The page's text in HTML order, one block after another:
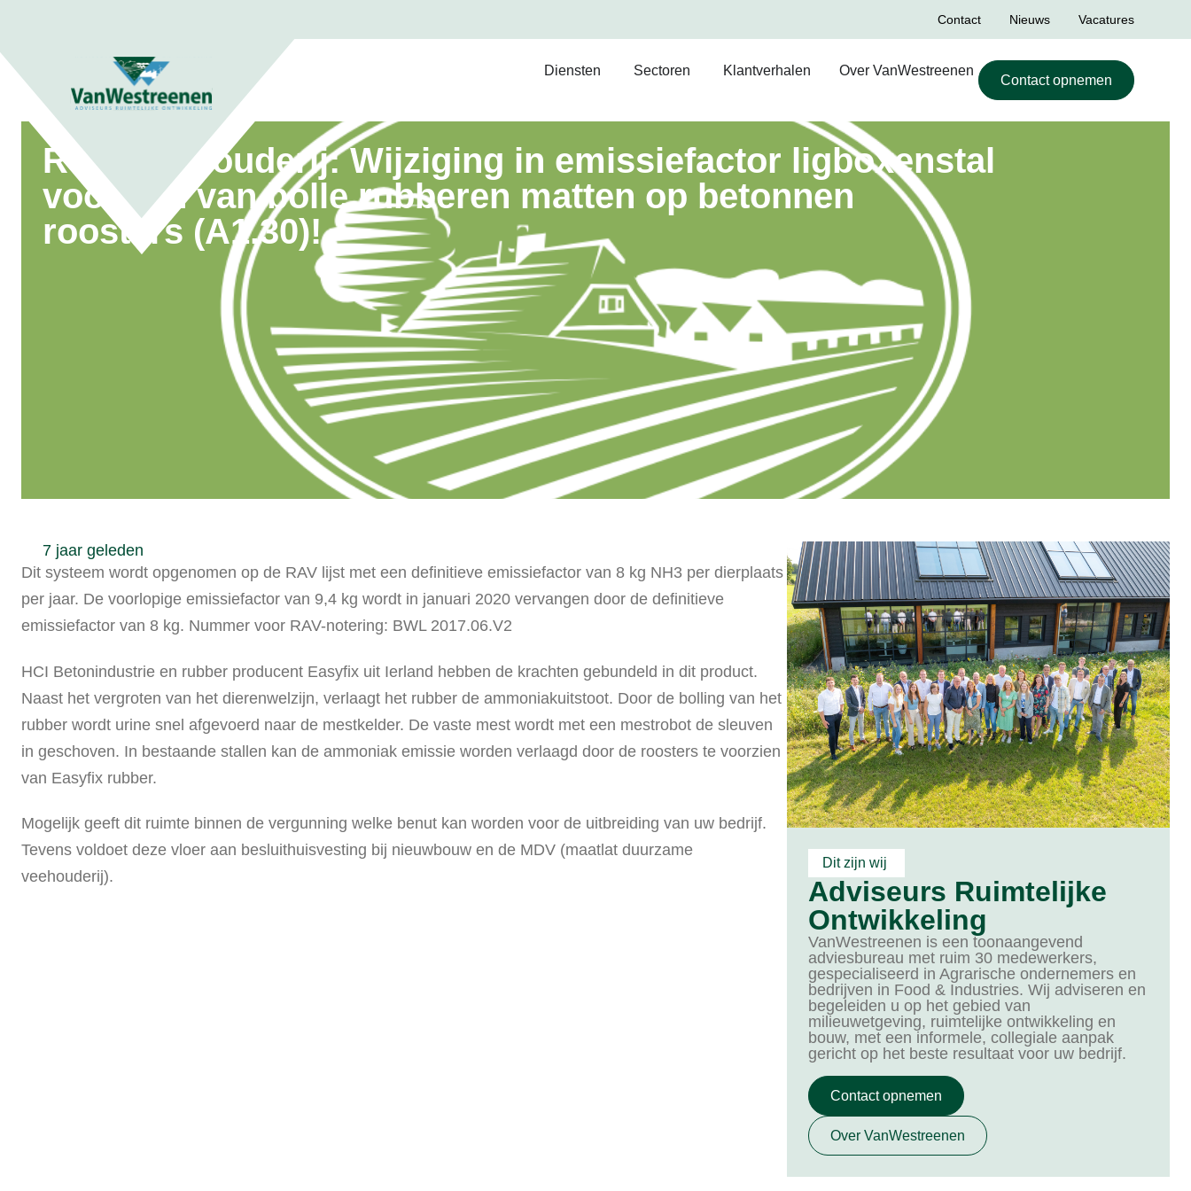
Contact Nieuws Vacatures
Diensten Sectoren Klantverhalen Over VanWestreenen
Contact opnemen
Rundveehouderij: Wijziging in emissiefactor ligboxenstal
voorzien van bolle rubberen matten op betonnen
roosters (A1.30)!
7 jaar geleden
Dit systeem wordt opgenomen op de RAV lijst met een definitieve emissiefactor van 8 kg NH3 per dierplaats
per jaar. De voorlopige emissiefactor van 9,4 kg wordt in januari 2020 vervangen door de definitieve
emissiefactor van 8 kg. Nummer voor RAV-notering: BWL 2017.06.V2
HCI Betonindustrie en rubber producent Easyfix uit Ierland hebben de krachten gebundeld in dit product.
Naast het vergroten van het dierenwelzijn, verlaagt het rubber de ammoniakuitstoot. Door de bolling van het
rubber wordt urine snel afgevoerd naar de mestkelder. De vaste mest wordt met een mestrobot de sleuven
in geschoven. In bestaande stallen kan de ammoniak emissie worden verlaagd door de roosters te voorzien
van Easyfix rubber.
Mogelijk geeft dit ruimte binnen de vergunning welke benut kan worden voor de uitbreiding van uw bedrijf.
Tevens voldoet deze vloer aan besluithuisvesting bij nieuwbouw en de MDV (maatlat duurzame
veehouderij).
Dit zijn wij
Adviseurs Ruimtelijke
Ontwikkeling
VanWestreenen is een toonaangevend
adviesbureau met ruim 30 medewerkers,
gespecialiseerd in Agrarische ondernemers en
bedrijven in Food & Industries. Wij adviseren en
begeleiden u op het gebied van
milieuwetgeving, ruimtelijke ontwikkeling en
bouw, met een informele, collegiale aanpak
gericht op het beste resultaat voor uw bedrijf.
Contact opnemen
Over VanWestreenen